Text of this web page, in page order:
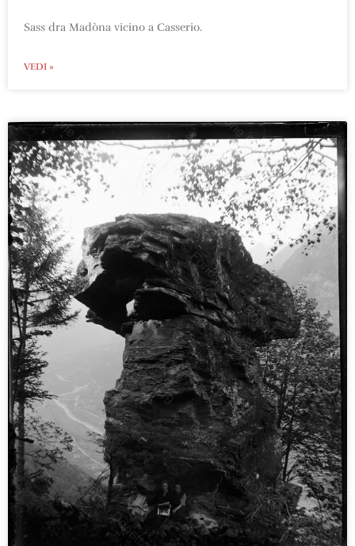
Sass dra Madòna vicino a Casserio.
VEDI »